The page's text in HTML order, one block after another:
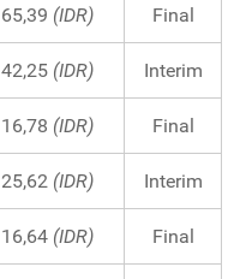
65,39 (IDR) Final
42,25 (IDR) Interim
16,78 (IDR) Final
25,62 (IDR) Interim
16,64 (IDR) Final